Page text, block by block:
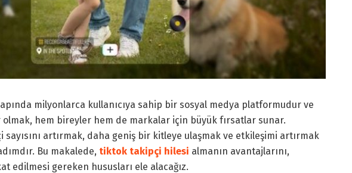
milyonlarca kullanıcıya sahip bir sosyal medya platformudur ve
hem bireyler hem de markalar için büyük fırsatlar sunar.
sayısını artırmak, daha geniş bir kitleye ulaşmak ve etkileşimi artırmak
Bu makalede, tiktok takipçi hilesi almanın avantajlarını,
edilmesi gereken hususları ele alacağız.